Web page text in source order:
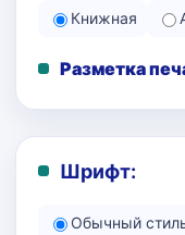
Книжная
Разметка
Шрифт:
Обычный